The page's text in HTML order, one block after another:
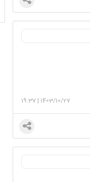
1403/10/27
|
19:37